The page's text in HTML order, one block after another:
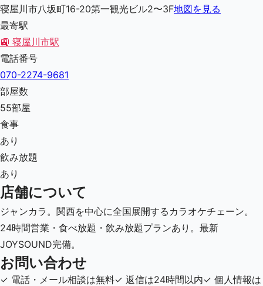
寝屋川市八坂町16-20第一観光ビル2〜3F地図を見る
最寄駅
🚉 寝屋川市駅
電話番号
070-2274-9681
部屋数
55部屋
食事
あり
飲み放題
あり
店舗について
ジャンカラ。関西を中心に全国展開するカラオケチェーン。
24時間営業・食べ放題・飲み放題プランあり。最新
JOYSOUND完備。
お問い合わせ
✓ 電話・メール相談は無料✓ 返信は24時間以内✓ 個人情報は